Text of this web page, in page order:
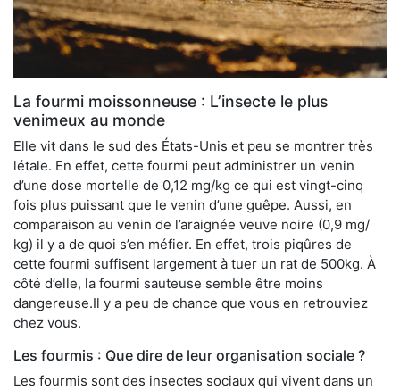
La fourmi moissonneuse : L’insecte le plus
venimeux au monde
Elle vit dans le sud des États-Unis et peu se montrer très
létale. En effet, cette fourmi peut administrer un venin
d’une dose mortelle de 0,12 mg/kg ce qui est vingt-cinq
fois plus puissant que le venin d’une guêpe. Aussi, en
comparaison au venin de l’araignée veuve noire (0,9 mg/
kg) il y a de quoi s’en méfier. En effet, trois piqûres de
cette fourmi suffisent largement à tuer un rat de 500kg. À
côté d’elle, la fourmi sauteuse semble être moins
dangereuse.Il y a peu de chance que vous en retrouviez
chez vous.
Les fourmis : Que dire de leur organisation sociale ?
Les fourmis sont des insectes sociaux qui vivent dans un